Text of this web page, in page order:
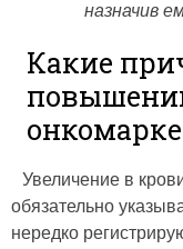
назначив
Какие
Увеличение в
обязательно
нередко